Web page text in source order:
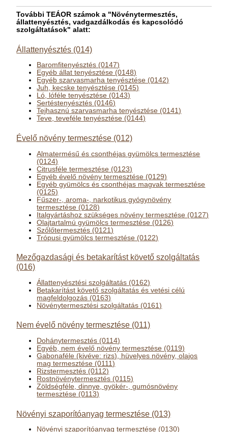
További TEÁOR számok a "Növénytermesztés,
állattenyésztés, vadgazdálkodás és kapcsolódó
szolgáltatások" alatt:
Állattenyésztés (014)
Baromfitenyésztés (0147)
Egyéb állat tenyésztése (0148)
Egyéb szarvasmarha tenyésztése (0142)
Juh, kecske tenyésztése (0145)
Ló, lóféle tenyésztése (0143)
Sertéstenyésztés (0146)
Tejhasznú szarvasmarha tenyésztése (0141)
Teve, teveféle tenyésztése (0144)
Évelő növény termesztése (012)
Almatermésű és csonthéjas gyümölcs termesztése
(0124)
Citrusféle termesztése (0123)
Egyéb évelő növény termesztése (0129)
Egyéb gyümölcs és csonthéjas magvak termesztése
(0125)
Fűszer-, aroma-, narkotikus gyógynövény
termesztése (0128)
Italgyártáshoz szükséges növény termesztése (0127)
Olajtartalmú gyümölcs termesztése (0126)
Szőlőtermesztés (0121)
Trópusi gyümölcs termesztése (0122)
Mezőgazdasági és betakarítást követő szolgáltatás
(016)
Állattenyésztési szolgáltatás (0162)
Betakarítást követő szolgáltatás és vetési célú
magfeldolgozás (0163)
Növénytermesztési szolgáltatás (0161)
Nem évelő növény termesztése (011)
Dohánytermesztés (0114)
Egyéb, nem évelő növény termesztése (0119)
Gabonaféle (kivéve: rizs), hüvelyes növény, olajos
mag termesztése (0111)
Rizstermesztés (0112)
Rostnövénytermesztés (0115)
Zöldségféle, dinnye, gyökér-, gumósnövény
termesztése (0113)
Növényi szaporítóanyag termesztése (013)
Növényi szaporítóanyag termesztése (0130)